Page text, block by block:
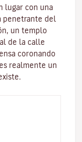
lugar con una
penetrante del
un templo
de la calle
coronando
es realmente un